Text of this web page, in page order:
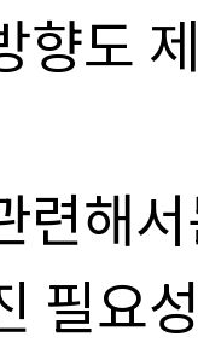
향도
련해
필요